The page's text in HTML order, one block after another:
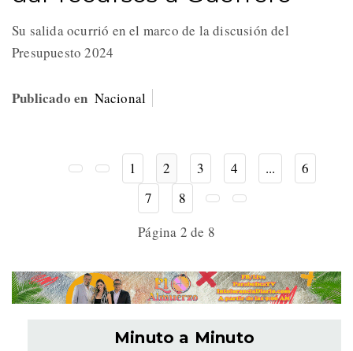
Su salida ocurrió en el marco de la discusión del
Presupuesto 2024
Publicado en Nacional
1 2 3 4 ...
6
7
8
Página 2 de 8
Minuto a Minuto